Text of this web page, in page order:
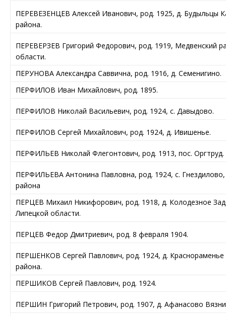
ПЕРЕВЕЗЕНЦЕВ Алексей Иванович, род. 1925, д. Будыльцы
района.
ПЕРЕВЕРЗЕВ Григорий Федорович, род. 1919, Медвенский
области.
ПЕРУНОВА Александра Саввична, род. 1916, д. Семенигино.
ПЕРФИЛОВ Иван Михайлович, род. 1895.
ПЕРФИЛОВ Николай Васильевич, род. 1924, с. Давыдово.
ПЕРФИЛОВ Сергей Михайлович, род. 1924, д. Ивишенье.
ПЕРФИЛЬЕВ Николай Флегонтович, род. 1913, пос. Оргтруд.
ПЕРФИЛЬЕВА Антонина Павловна, род. 1924, с. Гнездилово,
района
ПЕРЦЕВ Михаил Никифорович, род. 1918, д. Колодезное
Липецкой области.
ПЕРЦЕВ Федор Дмитриевич, род. 8 февраля 1904.
ПЕРШЕНКОВ Сергей Павлович, род. 1924, д.
района.
ПЕРШИКОВ Сергей Павлович, род. 1924.
ПЕРШИН Григорий Петрович, род. 1907, д. Афанасово